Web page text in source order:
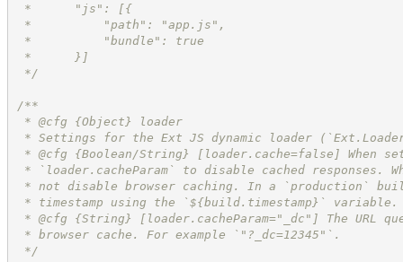
*      "js": [{
*          "path": "app.js",
*          "bundle": true
*      }]
*/
/**
* @cfg {Object}
loader
* Settings for the Ext JS dynamic loader
* @cfg {Boolean/String} [loader.cache=false] When
* `loader.cacheParam` to disable cached responses.
* not disable browser caching. In a `production`
* timestamp using the `${build.timestamp}` variable.
* @cfg {String}
[loader.cacheParam="_dc"] The URL
* browser cache. For example `"?_dc=12345"`.
*/